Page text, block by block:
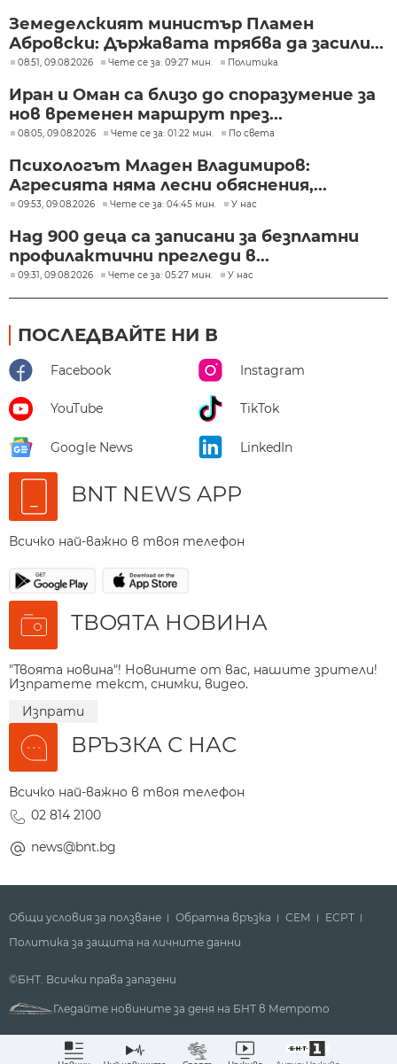
Земеделският министър Пламен
Абровски: Държавата трябва да засили...
08:51, 09.08.2026 Чете се за: 09:27 мин. Политика
Иран и Оман са близо до споразумение за
нов временен маршрут през...
08:05, 09.08.2026 Чете се за: 01:22 мин. По света
Психологът Младен Владимиров:
Агресията няма лесни обяснения,...
09:53, 09.08.2026 Чете се за: 04:45 мин. У нас
Над 900 деца са записани за безплатни
профилактични прегледи в...
09:31, 09.08.2026 Чете се за: 05:27 мин. У нас
ПОСЛЕДВАЙТЕ НИ В
Facebook Instagram
YouTube TikTok
Google News LinkedIn
BNT NEWS APP
Всичко най-важно в твоя телефон
ТВОЯТА НОВИНА
"Твоята новина"! Новините от вас, нашите зрители!
Изпратете текст, снимки, видео.
Изпрати
ВРЪЗКА С НАС
Всичко най-важно в твоя телефон
02 814 2100
news@bnt.bg
Общи условия за ползване Обратна връзка СЕМ
ECPT
Политика за защита на личните данни
©БНТ. Всички права запазени
Гледайте новините за деня на БНТ в Метрото